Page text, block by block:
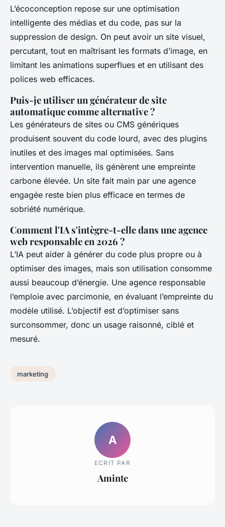
L’écoconception repose sur une optimisation
intelligente des médias et du code, pas sur la
suppression de design. On peut avoir un site visuel,
percutant, tout en maîtrisant les formats d’image, en
limitant les animations superflues et en utilisant des
polices web efficaces.
Puis-je utiliser un générateur de site
automatique comme alternative ?
Les générateurs de sites ou CMS génériques
produisent souvent du code lourd, avec des plugins
inutiles et des images mal optimisées. Sans
intervention manuelle, ils génèrent une empreinte
carbone élevée. Un site fait main par une agence
engagée reste bien plus efficace en termes de
sobriété numérique.
Comment l'IA s'intègre-t-elle dans une agence
web responsable en 2026 ?
L’IA peut aider à générer du code plus propre ou à
optimiser des images, mais son utilisation consomme
aussi beaucoup d’énergie. Une agence responsable
l’emploie avec parcimonie, en évaluant l’empreinte du
modèle utilisé. L’objectif est d’optimiser sans
surconsommer, donc un usage raisonné, ciblé et
mesuré.
marketing
A
ECRIT PAR
Aminte